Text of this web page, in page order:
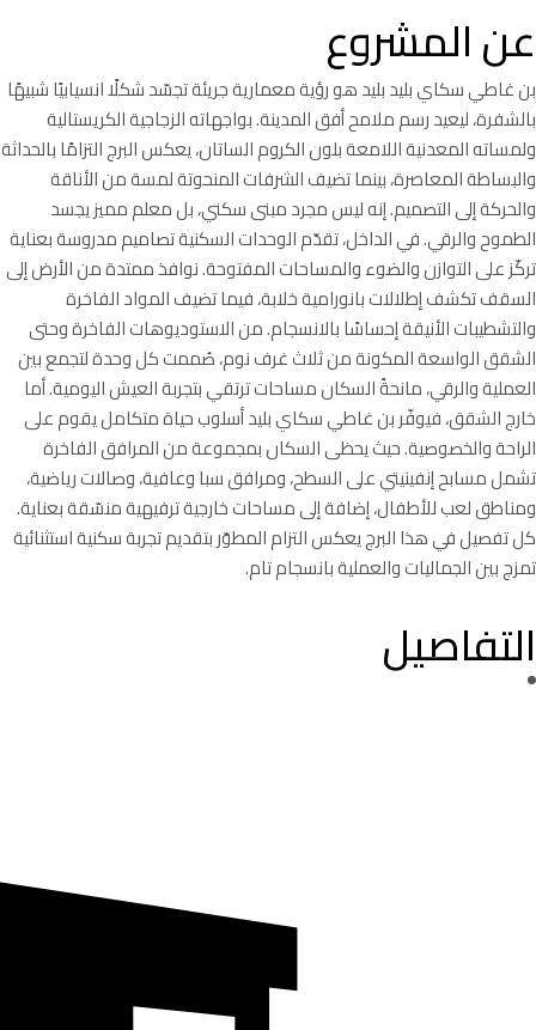
عن المشروع
بن غاطي سكاي بليد بليد هو رؤية معمارية جريئة تجسّد شكلًا انسيابيًا شبيهًا
بالشفرة، ليعيد رسم ملامح أفق المدينة. بواجهاته الزجاجية الكريستالية
ولمساته المعدنية اللامعة بلون الكروم الساتان، يعكس البرج التزامًا بالحداثة
والبساطة المعاصرة، بينما تضيف الشرفات المنحوتة لمسة من الأناقة
والحركة إلى التصميم. إنه ليس مجرد مبنى سكني، بل معلم مميز يجسد
الطموح والرقي. في الداخل، تقدّم الوحدات السكنية تصاميم مدروسة بعناية
تركّز على التوازن والضوء والمساحات المفتوحة. نوافذ ممتدة من الأرض إلى
السقف تكشف إطلالات بانورامية خلابة، فيما تضيف المواد الفاخرة
والتشطيبات الأنيقة إحساسًا بالانسجام. من الاستوديوهات الفاخرة وحتى
الشقق الواسعة المكونة من ثلاث غرف نوم، صُممت كل وحدة لتجمع بين
العملية والرقي، مانحةً السكان مساحات ترتقي بتجربة العيش اليومية. أما
خارج الشقق، فيوفّر بن غاطي سكاي بليد أسلوب حياة متكامل يقوم على
الراحة والخصوصية. حيث يحظى السكان بمجموعة من المرافق الفاخرة
تشمل مسابح إنفينيتي على السطح، ومرافق سبا وعافية، وصالات رياضية،
ومناطق لعب للأطفال، إضافة إلى مساحات خارجية ترفيهية منسّقة بعناية.
كل تفصيل في هذا البرج يعكس التزام المطوّر بتقديم تجربة سكنية استثنائية
تمزج بين الجماليات والعملية بانسجام تام.
التفاصيل